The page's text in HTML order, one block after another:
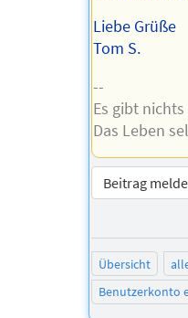
Liebe Grüße
Tom S.
--
Es gibt
Das Leben
Beitrag
Übersicht
Benutzerkonto